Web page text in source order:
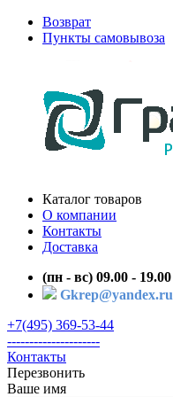
Возврат
Пункты самовывоза
Каталог товаров
О компании
Контакты
Доставка
(пн - вс) 09.00 - 19.00
Gkrep@yandex.ru
+7(495) 369-53-44
---------------------
Контакты
Перезвонить
Ваше имя